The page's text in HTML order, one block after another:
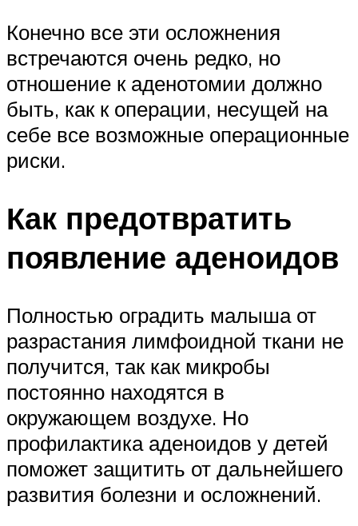
Конечно все эти осложнения
встречаются очень редко, но
отношение к аденотомии должно
быть, как к операции, несущей на
себе все возможные операционные
риски.
Как предотвратить
появление аденоидов
Полностью оградить малыша от
разрастания лимфоидной ткани не
получится, так как микробы
постоянно находятся в
окружающем воздухе. Но
профилактика аденоидов у детей
поможет защитить от дальнейшего
развития болезни и осложнений.